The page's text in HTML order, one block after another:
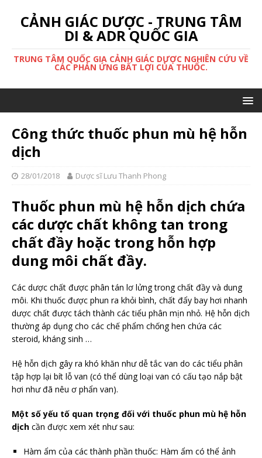
CẢNH GIÁC DƯỢC - TRUNG TÂM
DI & ADR QUỐC GIA
TRUNG TÂM QUỐC GIA CẢNH GIÁC DƯỢC NGHIÊN CỨU VỀ
CÁC PHẢN ỨNG BẤT LỢI CỦA THUỐC.
Công thức thuốc phun mù hệ hỗn
dịch
28/01/2018 Dược sĩ Lưu Thanh Phong
Thuốc phun mù hệ hỗn dịch chứa
các dược chất không tan trong
chất đầy hoặc trong hỗn hợp
dung môi chất đầy.
Các dược chất được phân tán lơ lửng trong chất đầy và dung
môi. Khi thuốc được phun ra khỏi bình, chất đẩy bay hơi nhanh
dược chất được tách thành các tiểu phân mịn nhỏ. Hệ hỗn dịch
thường áp dụng cho các chế phẩm chống hen chứa các
steroid, kháng sinh …
Hệ hỗn dịch gây ra khó khăn như dễ tắc van do các tiểu phân
tập hợp lại bít lỗ van (có thể dùng loại van có cấu tạo nắp bật
hơi như đã nêu ơ phẩn van).
Một số yếu tố quan trọng đối với thuốc phun mù hệ hỗn
dịch cần được xem xét như sau:
Hàm ẩm của các thành phần thuốc: Hàm ẩm có thể ảnh